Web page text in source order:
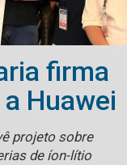
firma
Huawei
projeto sobre
de íon-lítio